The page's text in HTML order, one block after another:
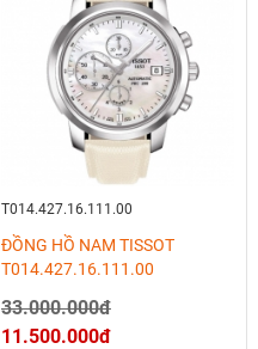
T014.427.16.111.00
ĐỒNG HỒ NAM TISSOT
T014.427.16.111.00
33.000.000đ
11.500.000đ